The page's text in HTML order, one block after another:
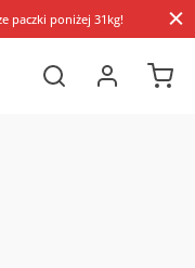
paczki poniżej 31kg!